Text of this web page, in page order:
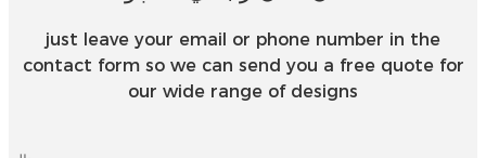
just leave your email or phone number in the
contact form so we can send you a free quote for
our wide range of designs